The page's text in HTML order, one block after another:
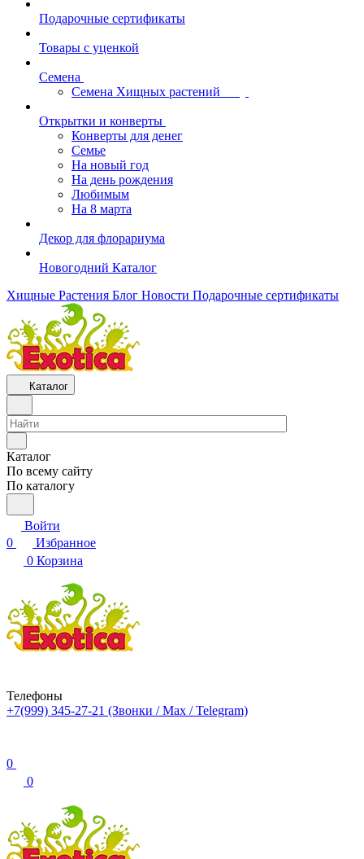
Подарочные сертификаты
Товары с уценкой
Семена
Семена Хищных растений
Открытки и конверты
Конверты для денег
Семье
На новый год
На день рождения
Любимым
На 8 марта
Декор для флорариума
Новогодний Каталог
Хищные Растения Блог Новости Подарочные сертификаты
Каталог
Каталог
По всему сайту
По каталогу
Войти
0
Избранное
0 Корзина
Телефоны
+7(999) 345-27-21 (Звонки / Max / Telegram)
0
0